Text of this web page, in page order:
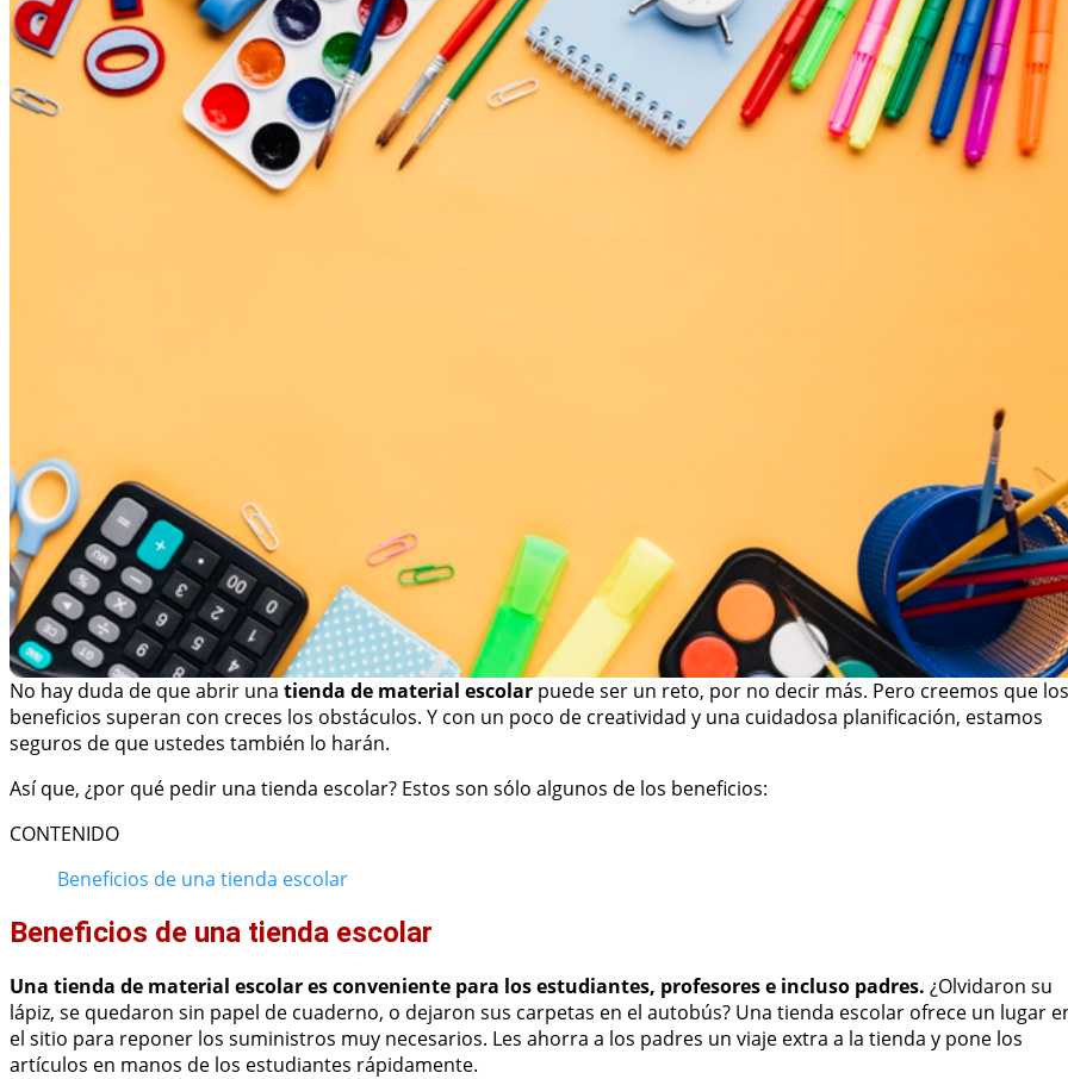
No hay duda de que abrir una tienda de material escolar puede ser un reto, por no decir más. Pero creemos que los
beneficios superan con creces los obstáculos. Y con un poco de creatividad y una cuidadosa planificación, estamos
seguros de que ustedes también lo harán.
Así que, ¿por qué pedir una tienda escolar? Estos son sólo algunos de los beneficios:
CONTENIDO
Beneficios de una tienda escolar
Beneficios de una tienda escolar
Una tienda de material escolar es conveniente para los estudiantes, profesores e incluso padres. ¿Olvidaron su
lápiz, se quedaron sin papel de cuaderno, o dejaron sus carpetas en el autobús? Una tienda escolar ofrece un lugar
el sitio para reponer los suministros muy necesarios. Les ahorra a los padres un viaje extra a la tienda y pone los
artículos en manos de los estudiantes rápidamente.